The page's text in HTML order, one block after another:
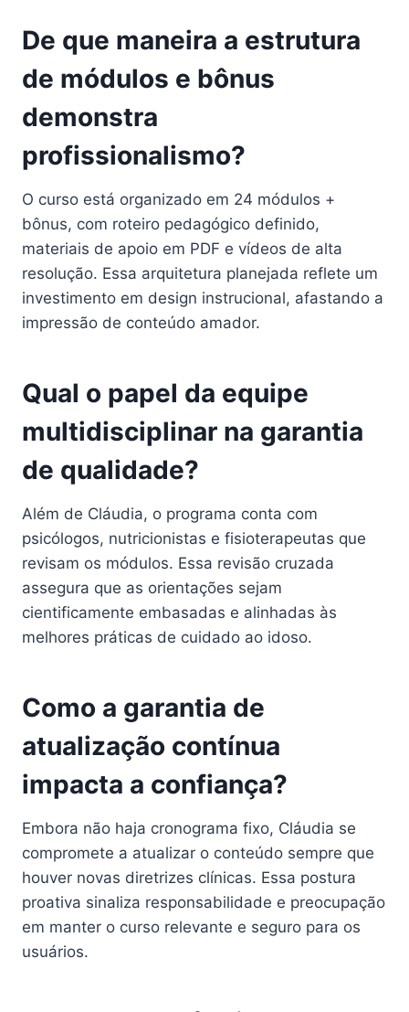
De que maneira a estrutura
de módulos e bônus
demonstra
profissionalismo?
O curso está organizado em 24 módulos +
bônus, com roteiro pedagógico definido,
materiais de apoio em PDF e vídeos de alta
resolução. Essa arquitetura planejada reflete um
investimento em design instrucional, afastando a
impressão de conteúdo amador.
Qual o papel da equipe
multidisciplinar na garantia
de qualidade?
Além de Cláudia, o programa conta com
psicólogos, nutricionistas e fisioterapeutas que
revisam os módulos. Essa revisão cruzada
assegura que as orientações sejam
cientificamente embasadas e alinhadas às
melhores práticas de cuidado ao idoso.
Como a garantia de
atualização contínua
impacta a confiança?
Embora não haja cronograma fixo, Cláudia se
compromete a atualizar o conteúdo sempre que
houver novas diretrizes clínicas. Essa postura
proativa sinaliza responsabilidade e preocupação
em manter o curso relevante e seguro para os
usuários.